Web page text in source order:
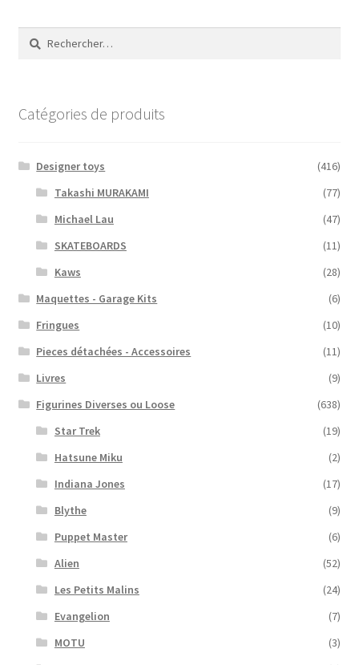
Rechercher :
Catégories de produits
Designer toys
(416)
Takashi MURAKAMI
(77)
Michael Lau
(47)
SKATEBOARDS
(11)
Kaws
(28)
Maquettes - Garage Kits
(6)
Fringues
(10)
Pieces détachées - Accessoires
(11)
Livres
(9)
Figurines Diverses ou Loose
(638)
Star Trek
(19)
Hatsune Miku
(2)
Indiana Jones
(17)
Blythe
(9)
Puppet Master
(6)
Alien
(52)
Les Petits Malins
(24)
Evangelion
(7)
MOTU
(3)